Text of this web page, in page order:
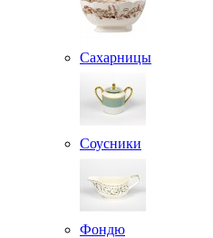
Сахарницы
Соусники
Фондю